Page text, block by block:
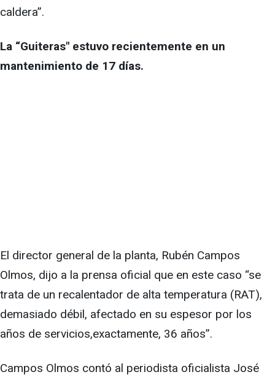
caldera”.
La “Guiteras" estuvo recientemente en un
mantenimiento de 17 días.
El director general de la planta, Rubén Campos
Olmos, dijo a la prensa oficial que en este caso “se
trata de un recalentador de alta temperatura (RAT),
demasiado débil, afectado en su espesor por los
años de servicios,exactamente, 36 años”.
Campos Olmos contó al periodista oficialista José